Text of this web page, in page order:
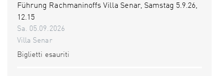
Führung Rachmaninoffs Villa Senar, Samstag 5.9.26,
12.15
Sa. 05.09.2026
Villa Senar
Biglietti esauriti